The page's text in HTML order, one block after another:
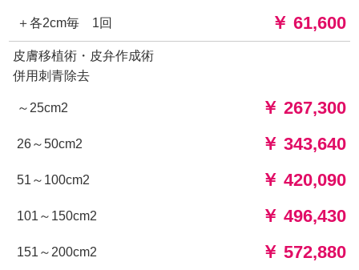
＋各2cm毎 1回 ￥ 61,600
皮膚移植術・皮弁作成術
併用刺青除去
～25cm2 ￥ 267,300
26～50cm2 ￥ 343,640
51～100cm2 ￥ 420,090
101～150cm2 ￥ 496,430
151～200cm2 ￥ 572,880